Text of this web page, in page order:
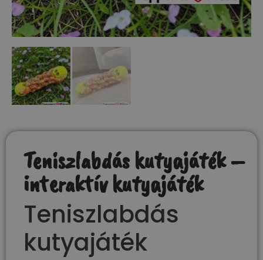
Teniszlabdás kutyajáték –
interaktív kutyajáték
Teniszlabdás
kutyajáték